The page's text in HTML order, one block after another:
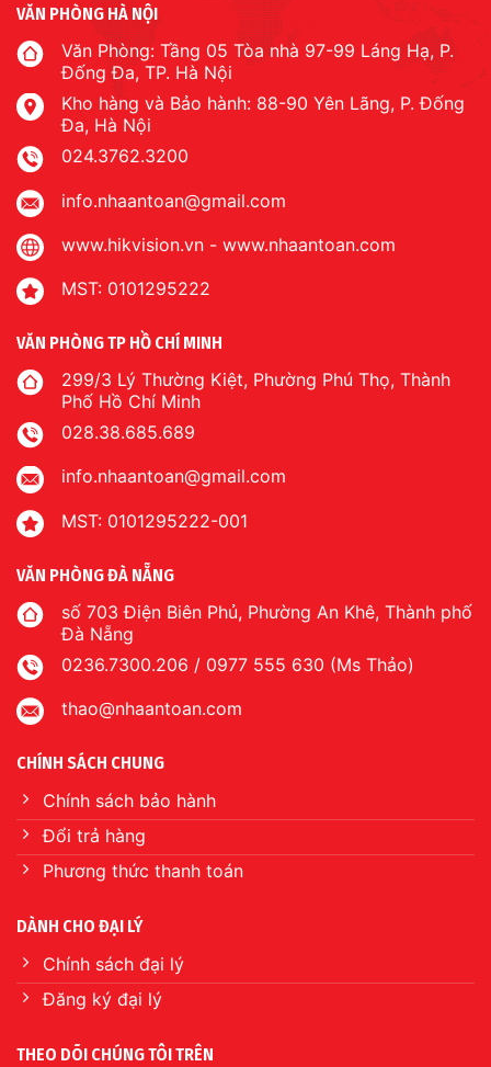
VĂN PHÒNG HÀ NỘI
Văn Phòng: Tầng 05 Tòa nhà 97-99 Láng Hạ, P.
Đống Đa, TP. Hà Nội
Kho hàng và Bảo hành: 88-90 Yên Lãng, P. Đống
Đa, Hà Nội
024.3762.3200
info.nhaantoan@gmail.com
www.hikvision.vn - www.nhaantoan.com
MST: 0101295222
VĂN PHÒNG TP HỒ CHÍ MINH
299/3 Lý Thường Kiệt, Phường Phú Thọ, Thành
Phố Hồ Chí Minh
028.38.685.689
info.nhaantoan@gmail.com
MST: 0101295222-001
VĂN PHÒNG ĐÀ NẴNG
số 703 Điện Biên Phủ, Phường An Khê, Thành phố
Đà Nẵng
0236.7300.206 / 0977 555 630 (Ms Thảo)
thao@nhaantoan.com
CHÍNH SÁCH CHUNG
Chính sách bảo hành
Đổi trả hàng
Phương thức thanh toán
DÀNH CHO ĐẠI LÝ
Chính sách đại lý
Đăng ký đại lý
THEO DÕI CHÚNG TÔI TRÊN